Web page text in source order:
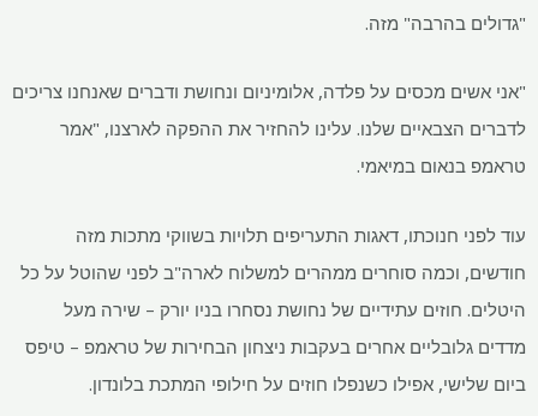
"גדולים בהרבה" מזה.
"אני אשים מכסים על פלדה, אלומיניום ונחושת ודברים שאנחנו צריכים
לדברים הצבאיים שלנו. עלינו להחזיר את ההפקה לארצנו, "אמר
טראמפ בנאום במיאמי.
עוד לפני חנוכתו, דאגות התעריפים תלויות בשווקי מתכות מזה
חודשים, וכמה סוחרים ממהרים למשלוח לארה"ב לפני שהוטל על כל
היטלים. חוזים עתידיים של נחושת נסחרו בניו יורק – שירה מעל
מדדים גלובליים אחרים בעקבות ניצחון הבחירות של טראמפ – טיפס
ביום שלישי, אפילו כשנפלו חוזים על חילופי המתכת בלונדון.